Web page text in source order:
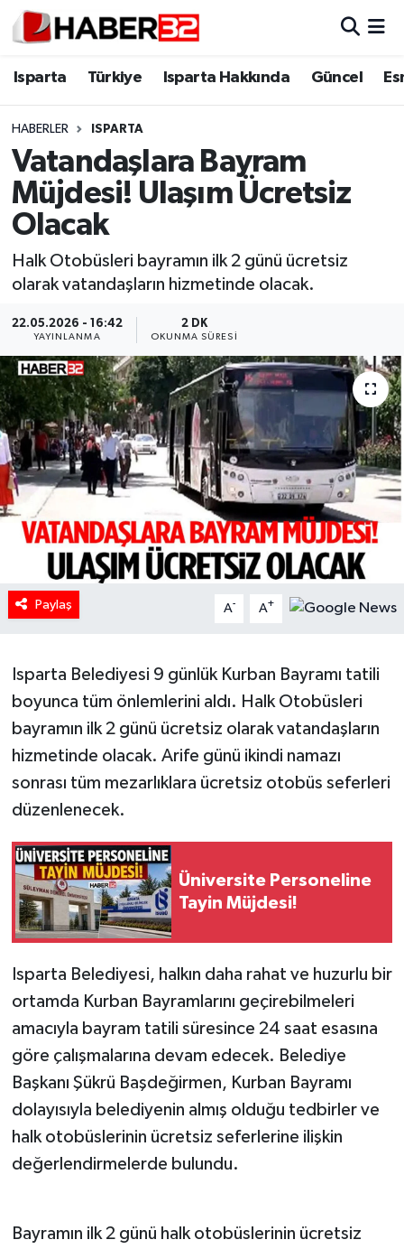
Isparta Türkiye Isparta Hakkında Güncel
HABERLER ISPARTA
Vatandaşlara Bayram
Müjdesi! Ulaşım Ücretsiz
Olacak
Halk Otobüsleri bayramın ilk 2 günü ücretsiz
olarak vatandaşların hizmetinde olacak.
22.05.2026 - 16:42
YAYINLANMA
2 DK
OKUNMA SÜRESI
Paylaş A- A+
Isparta Belediyesi 9 günlük Kurban Bayramı tatili
boyunca tüm önlemlerini aldı. Halk Otobüsleri
bayramın ilk 2 günü ücretsiz olarak vatandaşların
hizmetinde olacak. Arife günü ikindi namazı
sonrası tüm mezarlıklara ücretsiz otobüs seferleri
düzenlenecek.
Üniversite Personeline
Tayin Müjdesi!
Isparta Belediyesi, halkın daha rahat ve huzurlu bir
ortamda Kurban Bayramlarını geçirebilmeleri
amacıyla bayram tatili süresince 24 saat esasına
göre çalışmalarına devam edecek. Belediye
Başkanı Şükrü Başdeğirmen, Kurban Bayramı
dolayısıyla belediyenin almış olduğu tedbirler ve
halk otobüslerinin ücretsiz seferlerine ilişkin
değerlendirmelerde bulundu.
Bayramın ilk 2 günü halk otobüslerinin ücretsiz
Isparta
Esnaf Diyor ki;
ASAYİŞ
BİLİM VE TEKNOLOJİ
GENEL
Güncel
HABERDE İNSAN
İlginç
KÜLTÜR SANAT
MAGAZİN
Oyun
POLİTİKA
SAĞLIK
Spor
Tarihi Yapılarımız
Teknoloji
Türkiye
İletişim
Künye
Isparta Nöbetçi Eczaneler
Isparta Trafik Yoğunluk Haritası
Süper Lig Puan Durumu ve Fikstür
Tüm Manşetler
Haber Arşivi